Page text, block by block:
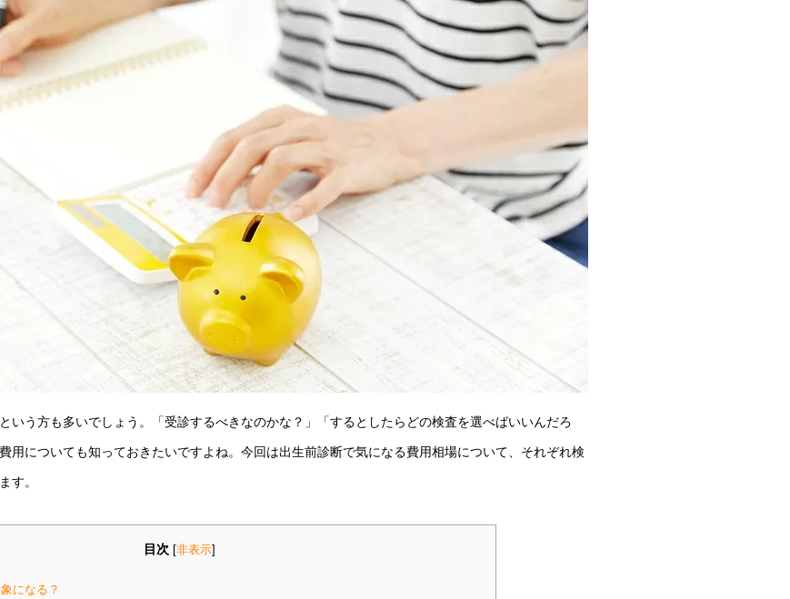
いう方も多いでしょう。「受診するべきなのかな？」「するとしたらどの検査を選べばいいんだろ
用についても知っておきたいですよね。今回は出生前診断で気になる費用相場について、それぞれ検
す。
目次 非表示]
になる？